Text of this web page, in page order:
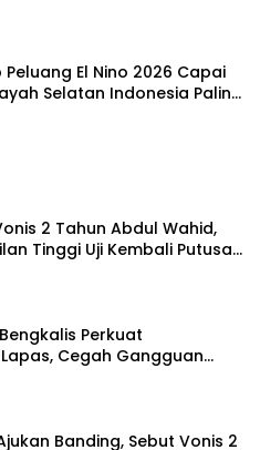
Peluang El Nino 2026 Capai
Selatan Indonesia Paling
2 Tahun Abdul Wahid,
Tinggi Uji Kembali Putusan
Perkuat
Cegah Gangguan
Banding, Sebut Vonis 2